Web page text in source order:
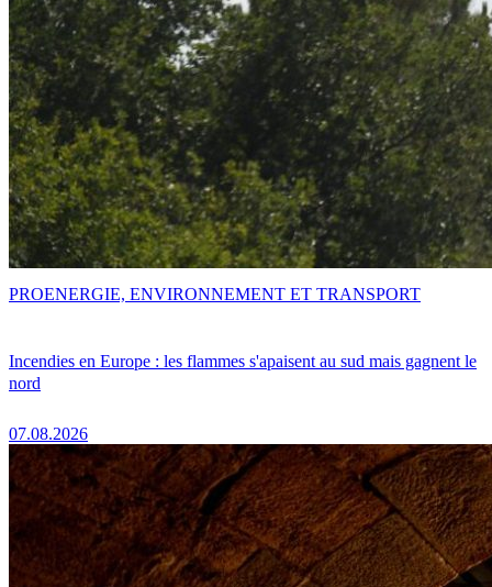
Incendies en Europe : les flammes s'apaisent au sud mais gagnent le
nord
07.08.2026
PROENERGIE, ENVIRONNEMENT ET TRANSPORT